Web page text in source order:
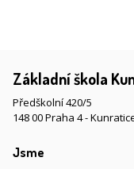
Základní škola
Předškolní 420/5
148 00 Praha 4 -
Jsme